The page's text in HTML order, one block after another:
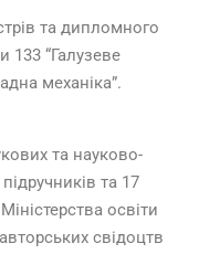
та дипломного
133 “Галузеве
механіка”.
та науково-
та 17
освіти
свідоцтв